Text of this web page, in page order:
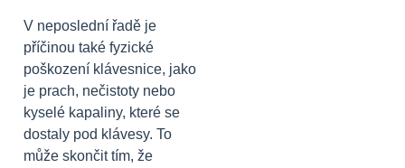
V neposlední řadě je
příčinou také fyzické
poškození klávesnice, jako
je prach, nečistoty nebo
kyselé kapaliny, které se
dostaly pod klávesy. To
může skončit tím, že